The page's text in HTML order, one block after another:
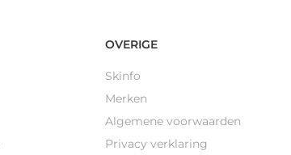
OVERIGE
Skinfo
Merken
Algemene voorwaarden
Privacy verklaring